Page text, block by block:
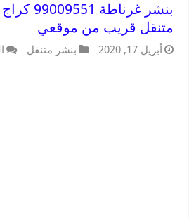
بنشر
متنقل قريب من موقعي
أبريل 17, 2020 بنشر متنقل